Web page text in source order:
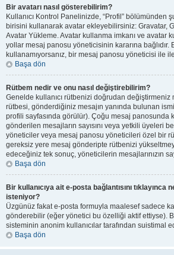
Bir avatarı nasıl gösterebilirim?
Kullanıcı Kontrol Panelinizde, “Profil” bölümünden
birisini kullanarak avatar ekleyebilirsiniz: Gravatar,
Avatar Yükleme. Avatar kullanma imkanı ve avatar
yollar mesaj panosu yöneticisinin kararına bağlıdır.
kullanamıyorsanız, bir mesaj panosu yöneticisi ile
Başa dön
Rütbem nedir ve onu nasıl değiştirebilirim?
Genelde kullanıcı rütbenizi doğrudan değiştirmeniz
rütbesi, gönderdiğiniz mesajın yanında bulunan
profili sayfasında görülür). Çoğu mesaj panosunda
gönderilen mesajların sayısını veya yetkili üyeleri
yöneticiler veya mesaj panosu yöneticileri özel bir
gereksiz yere mesaj gönderipte rütbenizi
edeceğiniz tek sonuç, yöneticilerin mesajlarınızın
Başa dön
Bir kullanıcıya ait e-posta bağlantısını tıklayınca
isteniyor?
Üzgünüz fakat e-posta formuyla maalesef sadece
gönderebilir (eğer yönetici bu özelliği aktif ettiyse).
sisteminin anonim kullanıcılar tarafından suistimal
Başa dön